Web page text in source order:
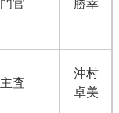
門官
勝幸
主査
沖村
卓美